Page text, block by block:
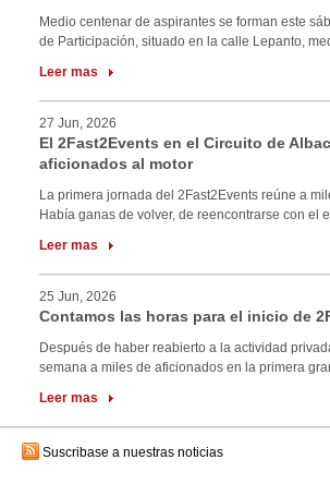
Medio centenar de aspirantes se forman este
de Participación, situado en la calle Lepanto,
Leer mas
27 Jun, 2026
El 2Fast2Events en el Circuito de
aficionados al motor
La primera jornada del 2Fast2Events reúne a
Había ganas de volver, de reencontrarse con el
Leer mas
25 Jun, 2026
Contamos las horas para el inicio de
Después de haber reabierto a la actividad
semana a miles de aficionados en la primera
Leer mas
Suscribase a nuestras noticias